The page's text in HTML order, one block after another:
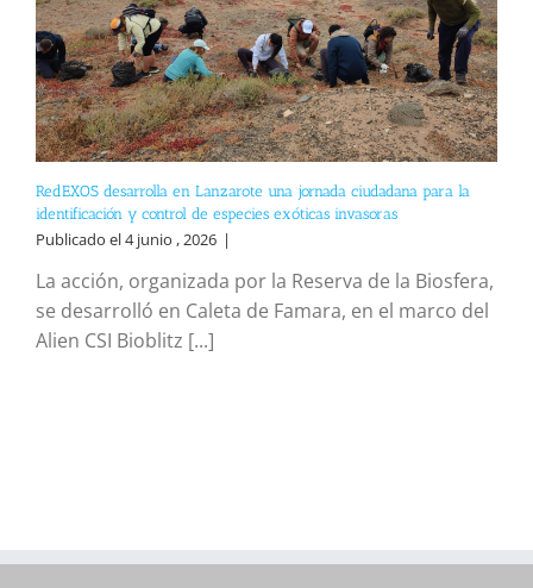
RedEXOS desarrolla en Lanzarote una jornada ciudadana para la
identificación y control de especies exóticas invasoras
Publicado el 4 junio , 2026 |
La acción, organizada por la Reserva de la Biosfera,
se desarrolló en Caleta de Famara, en el marco del
Alien CSI Bioblitz [...]